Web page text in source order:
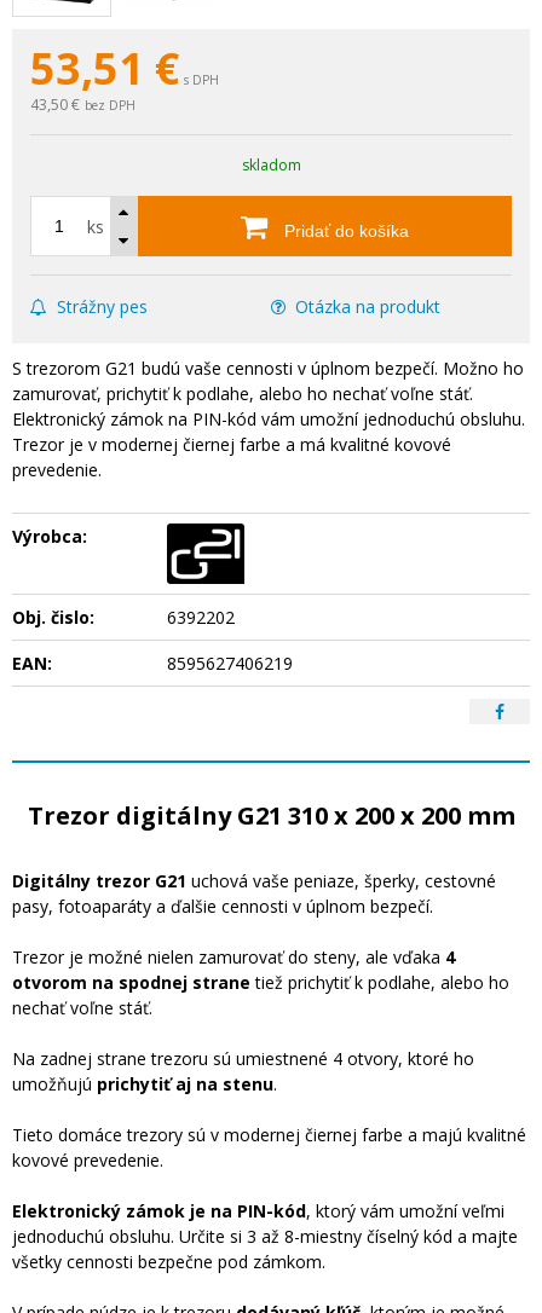
53,51 € s DPH
43,50 € bez DPH
skladom
ks Pridať do košíka
Strážny pes Otázka na produkt
S trezorom G21 budú vaše cennosti v úplnom bezpečí. Možno ho
zamurovať, prichytiť k podlahe, alebo ho nechať voľne stáť.
Elektronický zámok na PIN-kód vám umožní jednoduchú obsluhu.
Trezor je v modernej čiernej farbe a má kvalitné kovové
prevedenie.
Výrobca:
Obj. čislo:
6392202
EAN:
8595627406219
Trezor digitálny G21 310 x 200 x 200 mm
Digitálny trezor G21 uchová vaše peniaze, šperky, cestovné
pasy, fotoaparáty a ďalšie cennosti v úplnom bezpečí.
Trezor je možné nielen zamurovať do steny, ale vďaka 4
otvorom na spodnej strane tiež prichytiť k podlahe, alebo ho
nechať voľne stáť.
Na zadnej strane trezoru sú umiestnené 4 otvory, ktoré ho
umožňujú prichytiť aj na stenu.
Tieto domáce trezory sú v modernej čiernej farbe a majú kvalitné
kovové prevedenie.
Elektronický zámok je na PIN-kód, ktorý vám umožní veľmi
jednoduchú obsluhu. Určite si 3 až 8-miestny číselný kód a majte
všetky cennosti bezpečne pod zámkom.